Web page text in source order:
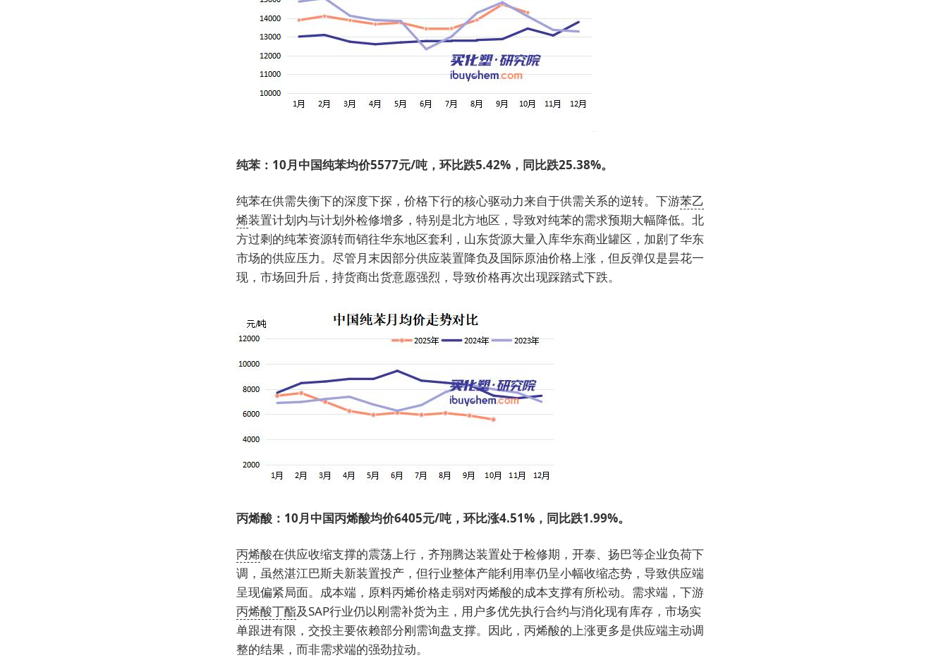
纯苯：10月中国纯苯均价5577元/吨，环比跌5.42%，同比跌25.38%。
纯苯在供需失衡下的深度下探，价格下行的核心驱动力来自于供需关系的逆转。下游苯乙
烯装置计划内与计划外检修增多，特别是北方地区，导致对纯苯的需求预期大幅降低。北
方过剩的纯苯资源转而销往华东地区套利，山东货源大量入库华东商业罐区，加剧了华东
市场的供应压力。尽管月末因部分供应装置降负及国际原油价格上涨，但反弹仅是昙花一
现，市场回升后，持货商出货意愿强烈，导致价格再次出现踩踏式下跌。
丙烯酸：10月中国丙烯酸均价6405元/吨，环比涨4.51%，同比跌1.99%。
丙烯酸在供应收缩支撑的震荡上行，齐翔腾达装置处于检修期，开泰、扬巴等企业负荷下
调，虽然湛江巴斯夫新装置投产，但行业整体产能利用率仍呈小幅收缩态势，导致供应端
呈现偏紧局面。成本端，原料丙烯价格走弱对丙烯酸的成本支撑有所松动。需求端，下游
丙烯酸丁酯及SAP行业仍以刚需补货为主，用户多优先执行合约与消化现有库存，市场实
单跟进有限，交投主要依赖部分刚需询盘支撑。因此，丙烯酸的上涨更多是供应端主动调
整的结果，而非需求端的强劲拉动。